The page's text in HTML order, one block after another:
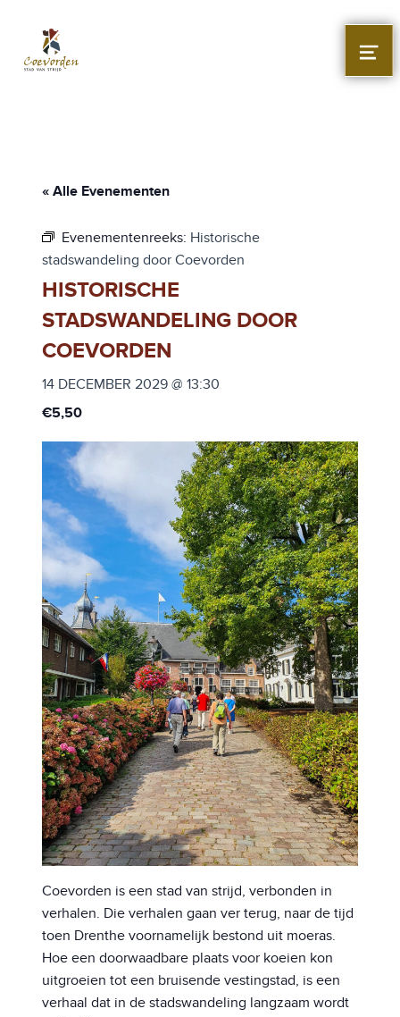
Stad Coevorden
STAD VAN STRIJD
« Alle Evenementen
Evenementenreeks: Historische
stadswandeling door Coevorden
HISTORISCHE
STADSWANDELING DOOR
COEVORDEN
14 DECEMBER 2029 @ 13:30
€5,50
Coevorden is een stad van strijd, verbonden in
verhalen. Die verhalen gaan ver terug, naar de tijd
toen Drenthe voornamelijk bestond uit moeras.
Hoe een doorwaadbare plaats voor koeien kon
uitgroeien tot een bruisende vestingstad, is een
verhaal dat in de stadswandeling langzaam wordt